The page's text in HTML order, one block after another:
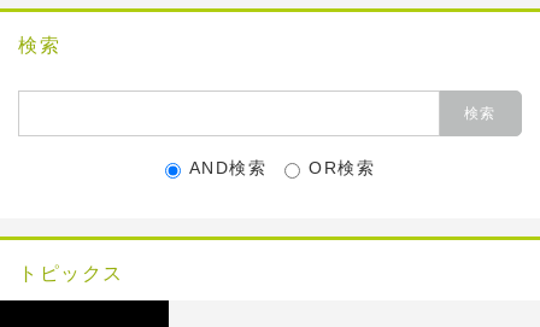
検索
AND検索 OR検索
トピックス